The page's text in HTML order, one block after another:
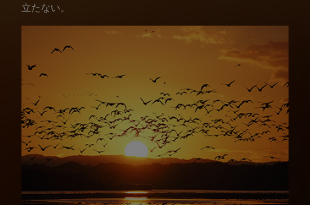
立たない。